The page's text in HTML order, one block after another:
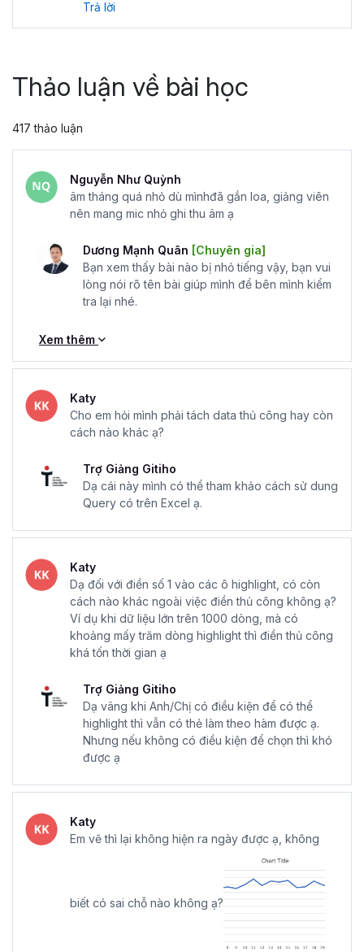
Trả lời
Thảo luận về bài học
417 thảo luận
Nguyễn Như Quỳnh
âm tháng quá nhỏ dù mìnhđã gắn loa, giảng viên
nên mang mic nhỏ ghi thu âm ạ
Dương Mạnh Quân [Chuyên gia]
Bạn xem thấy bài nào bị nhỏ tiếng vậy, bạn vui
lòng nói rõ tên bài giúp mình để bên mình kiểm
tra lại nhé.
Xem thêm
Katy
Cho em hỏi mình phải tách data thủ công hay còn
cách nào khác ạ?
Trợ Giảng Gitiho
Dạ cái này mình có thể tham khảo cách sử dung
Query có trên Excel ạ.
Katy
Dạ đối với điền số 1 vào các ô highlight, có còn
cách nào khác ngoài việc điền thủ công không ạ?
Ví dụ khi dữ liệu lớn trên 1000 dòng, mà có
khoảng mấy trăm dòng highlight thì điền thủ công
khá tốn thời gian ạ
Trợ Giảng Gitiho
Dạ vâng khi Anh/Chị có điều kiện để có thể
highlight thì vẫn có thẻ làm theo hàm được ạ.
Nhưng nếu không có điều kiện để chọn thì khó
được ạ
Katy
Em vẽ thì lại không hiện ra ngày được ạ, không
biết có sai chỗ nào không ạ?